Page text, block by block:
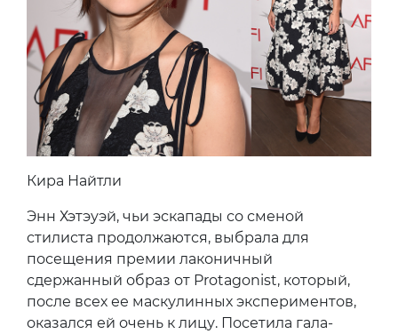
Кира Найтли
Энн Хэтэуэй, чьи эскапады со сменой
стилиста продолжаются, выбрала для
посещения премии лаконичный
сдержанный образ от Protagonist, который,
после всех ее маскулинных экспериментов,
оказался ей очень к лицу. Посетила гала-